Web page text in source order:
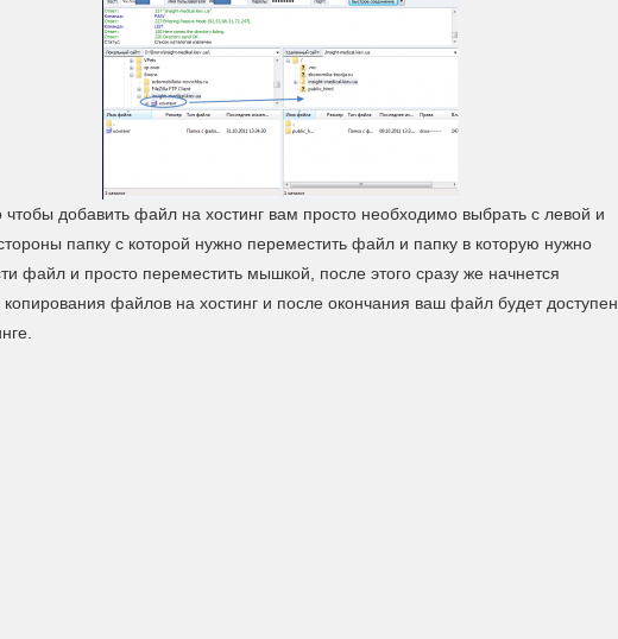
чтобы добавить файл на хостинг вам просто необходимо выбрать с левой и
папку с которой нужно переместить файл и папку в которую нужно
файл и просто переместить мышкой, после этого сразу же начнется
копирования файлов на хостинг и после окончания ваш файл будет доступен